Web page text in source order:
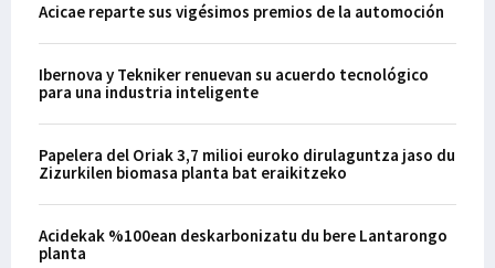
Acicae reparte sus vigésimos premios de la automoción
Ibernova y Tekniker renuevan su acuerdo tecnológico
para una industria inteligente
Papelera del Oriak 3,7 milioi euroko dirulaguntza jaso du
Zizurkilen biomasa planta bat eraikitzeko
Acidekak %100ean deskarbonizatu du bere Lantarongo
planta